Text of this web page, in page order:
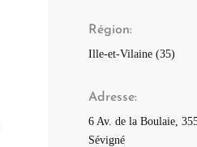
Région
Ille-et-Vilaine (35)
Adresse
6 Av. de la Boulaie,
Sévigné